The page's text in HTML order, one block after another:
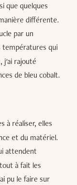
que quelques
différente.
par un
températures qui
j'ai rajouté
de bleu cobalt.
à réaliser, elles
et du matériel.
attendent
à fait les
pu le faire sur